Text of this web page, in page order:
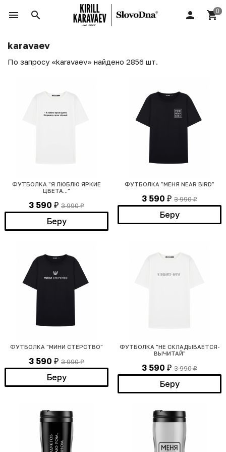
karavaev
По запросу «karavaev» найдено 2856 шт.
ФУТБОЛКА "Я ЛЮБЛЮ ЯРКИЕ
ЦВЕТА..."
3 590 ₽ 3 990₽
Беру
ФУТБОЛКА "МЕНЯ NEAR BIRD"
3 590 ₽ 3 990₽
Беру
ФУТБОЛКА "МИНИ СТЕРСТВО"
3 590 ₽ 3 990₽
Беру
ФУТБОЛКА "НЕ СКЛАДЫВАЕТСЯ-
ВЫЧИТАЙ"
3 590 ₽ 3 990₽
Беру